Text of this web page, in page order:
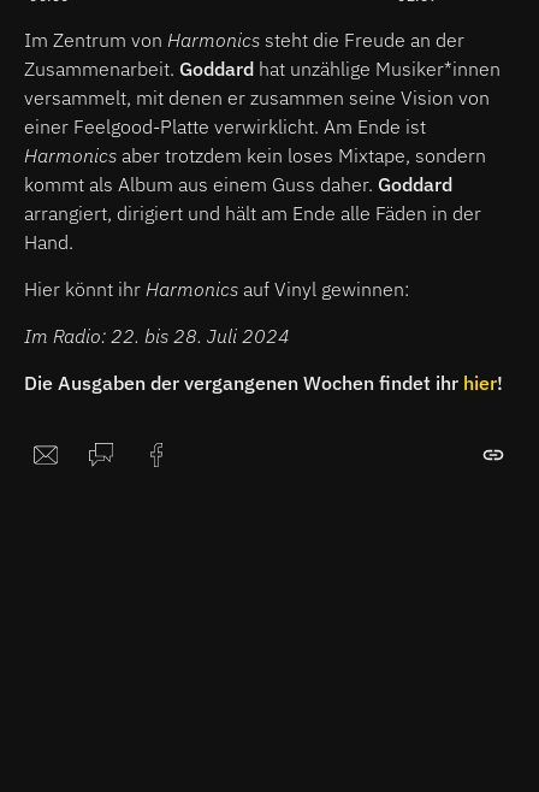
Im Zentrum von Harmonics steht die Freude an der
Zusammenarbeit. Goddard hat unzählige Musiker*innen
versammelt, mit denen er zusammen seine Vision von
einer Feelgood-Platte verwirklicht. Am Ende ist
Harmonics aber trotzdem kein loses Mixtape, sondern
kommt als Album aus einem Guss daher. Goddard
arrangiert, dirigiert und hält am Ende alle Fäden in der
Hand.
Hier könnt ihr Harmonics auf Vinyl gewinnen:
Im Radio: 22. bis 28. Juli 2024
Die Ausgaben der vergangenen Wochen findet ihr hier!